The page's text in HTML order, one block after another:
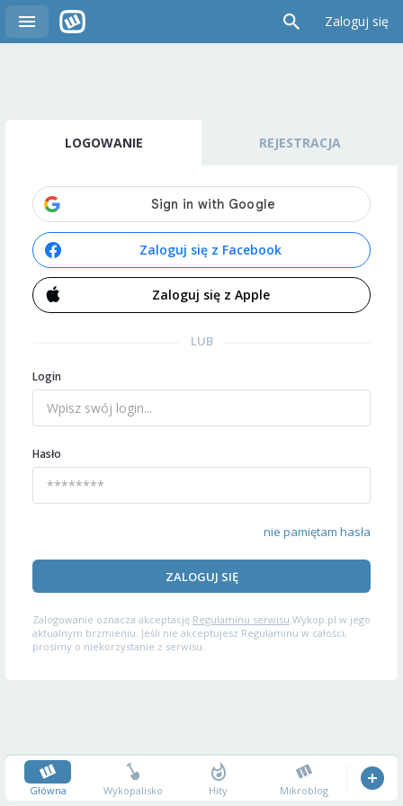
Zaloguj się
LOGOWANIE REJESTRACJA
Zaloguj się z Facebook
Zaloguj się z Apple
LUB
Login
Hasło
nie pamiętam hasła
ZALOGUJ SIĘ
Zalogowanie oznacza akceptację Regulaminu serwisu Wykop.pl w jego
aktualnym brzmieniu. Jeśli nie akceptujesz Regulaminu w całości,
prosimy o niekorzystanie z serwisu.
Główna Wykopalisko Hity Mikroblog